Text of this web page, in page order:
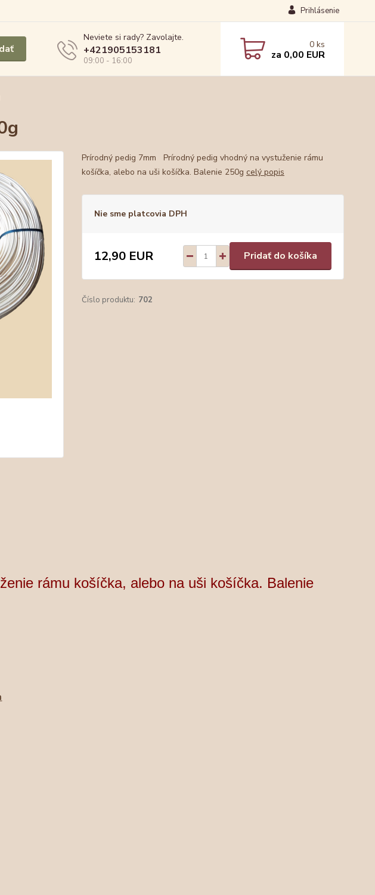
Prihlásenie
Neviete si rady? Zavolajte.
+421905153181
09:00 - 16:00
0 ks
za 0,00 EUR
Prírodný pedig 7mm Prírodný pedig vhodný na vystuženie rámu
košíčka, alebo na uši košíčka. Balenie 250g celý popis
Nie sme platcovia DPH
12,90 EUR Pridať do košíka
Číslo produktu: 702
rámu košíčka, alebo na uši košíčka. Balenie